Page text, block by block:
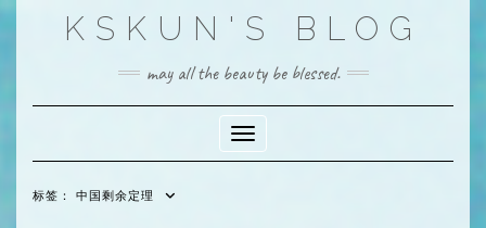
Skip
KSKUN'S BLOG
may all the beauty be blessed.
Toggle Navigation
标签： 中国剩余定理